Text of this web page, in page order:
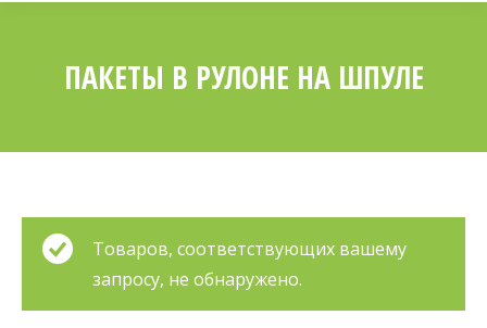
ПАКЕТЫ В РУЛОНЕ НА ШПУЛЕ
Товаров, соответствующих вашему
запросу, не обнаружено.